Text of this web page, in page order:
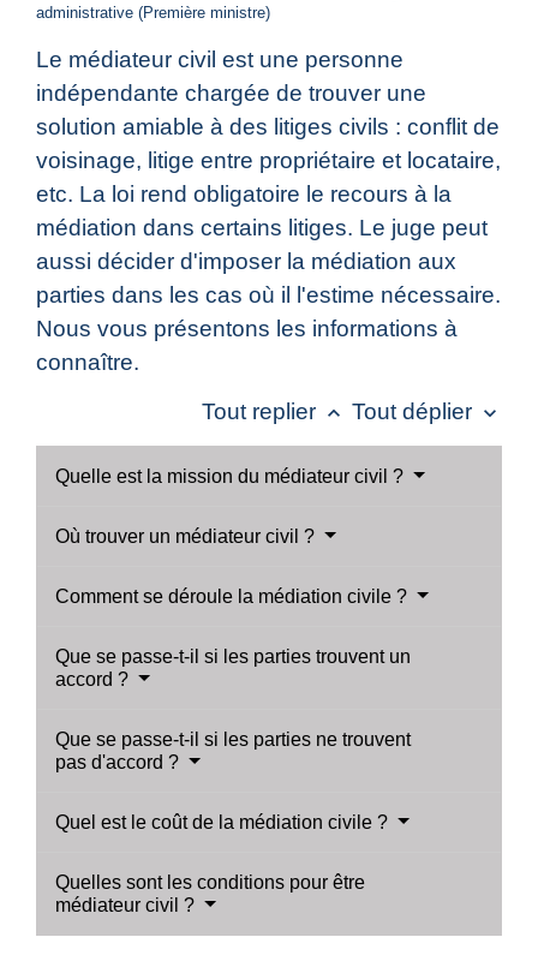
administrative (Première ministre)
Le médiateur civil est une personne
indépendante chargée de trouver une
solution amiable à des litiges civils : conflit de
voisinage, litige entre propriétaire et locataire,
etc. La loi rend obligatoire le recours à la
médiation dans certains litiges. Le juge peut
aussi décider d'imposer la médiation aux
parties dans les cas où il l'estime nécessaire.
Nous vous présentons les informations à
connaître.
Tout replier keyboard_arrow_up Tout déplier keyboard_arrow_down
Quelle est la mission du médiateur civil ?
Où trouver un médiateur civil ?
Comment se déroule la médiation civile ?
Que se passe-t-il si les parties trouvent un
accord ?
Que se passe-t-il si les parties ne trouvent
pas d'accord ?
Quel est le coût de la médiation civile ?
Quelles sont les conditions pour être
médiateur civil ?